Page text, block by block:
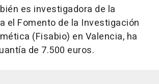
es investigadora de la
el Fomento de la Investigación
(Fisabio) en Valencia, ha
de 7.500 euros.